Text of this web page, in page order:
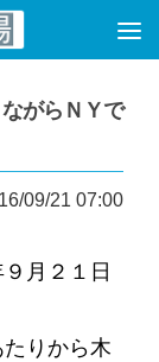
がらＮＹで
09/21 07:00
月２１日
りから木